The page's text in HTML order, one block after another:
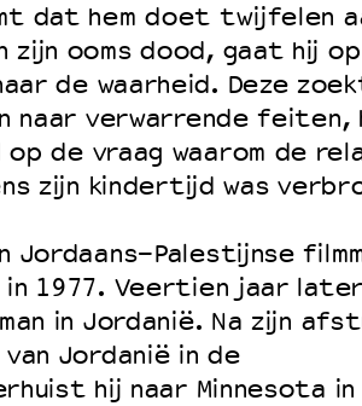
Onderwijs
dat hem doet twijfelen
zijn ooms dood, gaat hij op
de waarheid. Deze
naar verwarrende feiten,
de vraag waarom de
zijn kindertijd was
Jordaans-Palestijnse
in 1977. Veertien jaar later
in Jordanië. Na zijn
Jordanië in de
hij naar Minnesota in